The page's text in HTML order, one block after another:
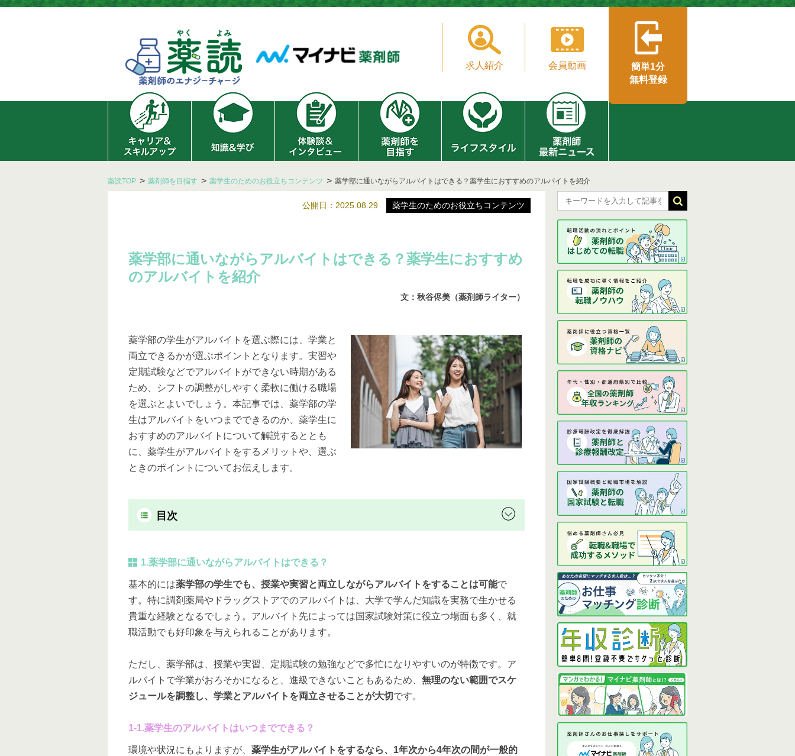
求人紹介 会員動画
簡単1分
無料登録
薬読TOP 薬剤師を目指す 薬学生のためのお役立ちコンテンツ 薬学部に通いながらアルバイトはできる？薬学生におすすめのアルバイトを紹介
公開日：2025.08.29 薬学生のためのお役立ちコンテンツ
薬学部に通いながらアルバイトはできる？薬学生におすすめ
のアルバイトを紹介
文：秋谷侭美（薬剤師ライター）
薬学部の学生がアルバイトを選ぶ際には、学業と
両立できるかが選ぶポイントとなります。実習や
定期試験などでアルバイトができない時期がある
ため、シフトの調整がしやすく柔軟に働ける職場
を選ぶとよいでしょう。本記事では、薬学部の学
生はアルバイトをいつまでできるのか、薬学生に
おすすめのアルバイトについて解説するととも
に、薬学生がアルバイトをするメリットや、選ぶ
ときのポイントについてお伝えします。
目次
1.薬学部に通いながらアルバイトはできる？
基本的には薬学部の学生でも、授業や実習と両立しながらアルバイトをすることは可能で
す。特に調剤薬局やドラッグストアでのアルバイトは、大学で学んだ知識を実務で生かせる
貴重な経験となるでしょう。アルバイト先によっては国家試験対策に役立つ場面も多く、就
職活動でも好印象を与えられることがあります。
ただし、薬学部は、授業や実習、定期試験の勉強などで多忙になりやすいのが特徴です。ア
ルバイトで学業がおろそかになると、進級できないこともあるため、 無理のない範囲でスケ
ジュールを調整し、学業とアルバイトを両立させることが大切 です。
1-1.薬学生のアルバイトはいつまでできる？
環境や状況にもよりますが、 薬学生がアルバイトをするなら、1年次から4年次の間が一般的